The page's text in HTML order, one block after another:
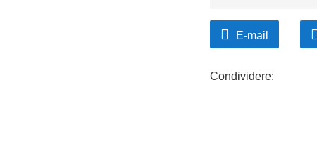
E-mail
Condividere: